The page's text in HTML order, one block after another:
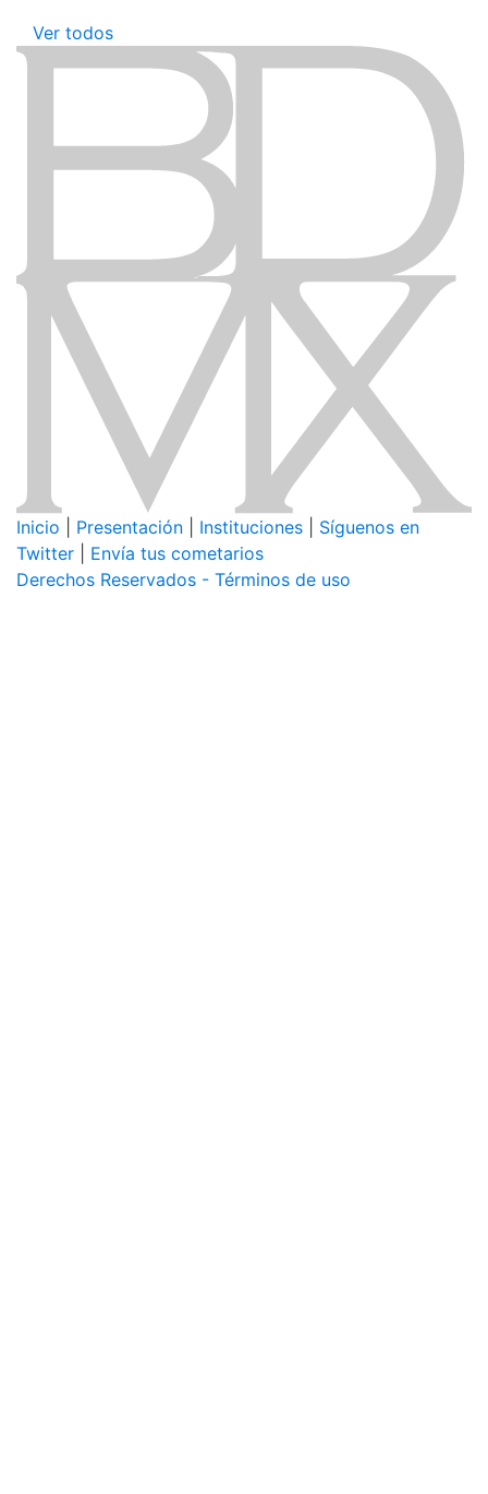
Ver todos
Inicio Presentación Instituciones
Síguenos en
Twitter
Envía tus cometarios
Derechos Reservados - Términos de uso